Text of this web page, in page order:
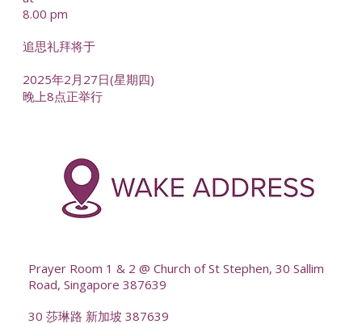
8.00 pm
追思礼拜将于
2025年2月27日(星期四)
晚上8点正举行
Prayer Room 1 & 2 @ Church of St Stephen, 30 Sallim
Road, Singapore 387639
30 莎琳路 新加坡 387639